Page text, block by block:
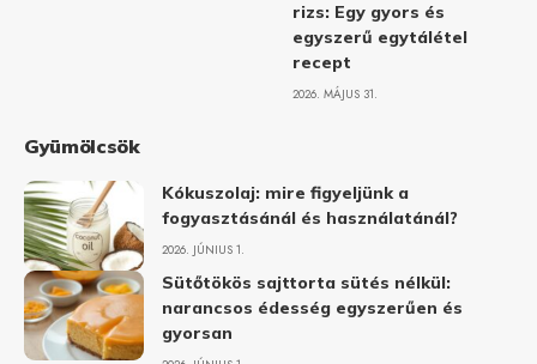
rizs: Egy gyors és
egyszerű egytálétel
recept
2026. MÁJUS 31.
Gyümölcsök
Kókuszolaj: mire figyeljünk a
fogyasztásánál és használatánál?
2026. JÚNIUS 1.
Sütőtökös sajttorta sütés nélkül:
narancsos édesség egyszerűen és
gyorsan